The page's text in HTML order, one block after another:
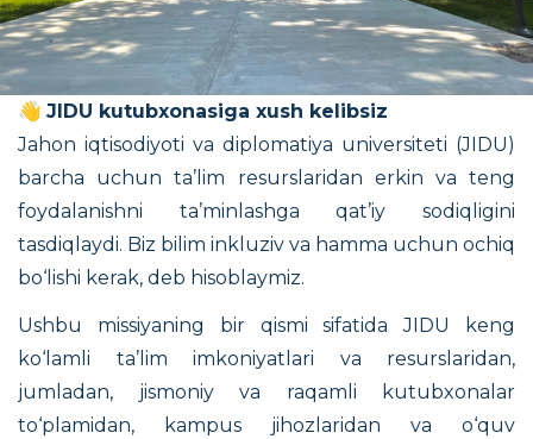
👋 JIDU kutubxonasiga xush kelibsiz
Jahon iqtisodiyoti va diplomatiya universiteti (JIDU)
barcha uchun ta’lim resurslaridan erkin va teng
foydalanishni ta’minlashga qat’iy sodiqligini
tasdiqlaydi. Biz bilim inkluziv va hamma uchun ochiq
bo‘lishi kerak, deb hisoblaymiz.
Ushbu missiyaning bir qismi sifatida JIDU keng
ko‘lamli ta’lim imkoniyatlari va resurslaridan,
jumladan, jismoniy va raqamli kutubxonalar
to‘plamidan, kampus jihozlaridan va o‘quv